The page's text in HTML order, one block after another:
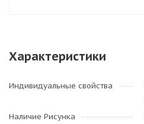
Характеристики
Индивидуальные свойства
Наличие Рисунка